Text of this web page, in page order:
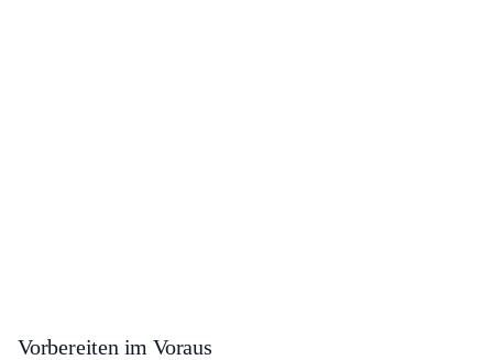
Vorbereiten im Voraus